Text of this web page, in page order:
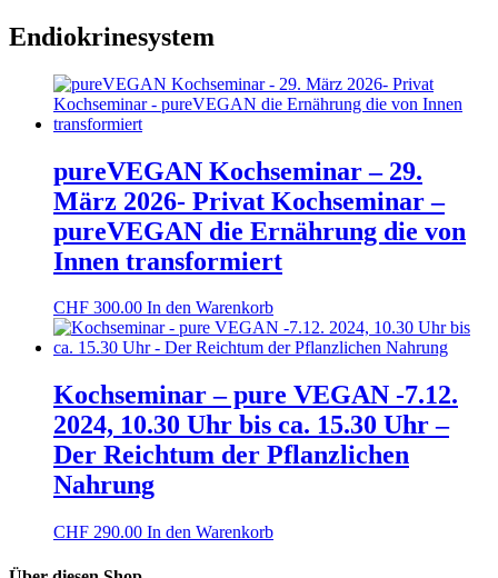
Endiokrinesystem
pureVEGAN Kochseminar – 29.
März 2026- Privat Kochseminar –
pureVEGAN die Ernährung die von
Innen transformiert
CHF 300.00 In den Warenkorb
Kochseminar – pure VEGAN -7.12.
2024, 10.30 Uhr bis ca. 15.30 Uhr –
Der Reichtum der Pflanzlichen
Nahrung
CHF 290.00 In den Warenkorb